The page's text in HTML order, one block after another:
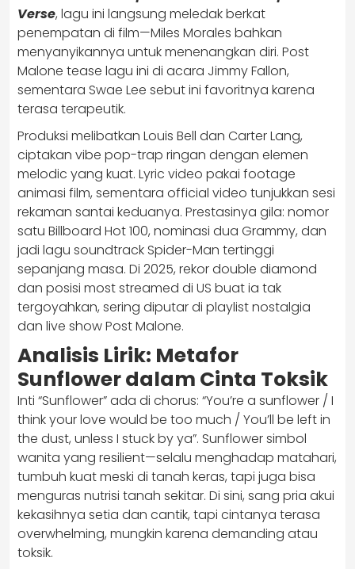
Verse, lagu ini langsung meledak berkat
penempatan di film—Miles Morales bahkan
menyanyikannya untuk menenangkan diri. Post
Malone tease lagu ini di acara Jimmy Fallon,
sementara Swae Lee sebut ini favoritnya karena
terasa terapeutik.
Produksi melibatkan Louis Bell dan Carter Lang,
ciptakan vibe pop-trap ringan dengan elemen
melodic yang kuat. Lyric video pakai footage
animasi film, sementara official video tunjukkan sesi
rekaman santai keduanya. Prestasinya gila: nomor
satu Billboard Hot 100, nominasi dua Grammy, dan
jadi lagu soundtrack Spider-Man tertinggi
sepanjang masa. Di 2025, rekor double diamond
dan posisi most streamed di US buat ia tak
tergoyahkan, sering diputar di playlist nostalgia
dan live show Post Malone.
Analisis Lirik: Metafor
Sunflower dalam Cinta Toksik
Inti “Sunflower” ada di chorus: “You’re a sunflower / I
think your love would be too much / You’ll be left in
the dust, unless I stuck by ya”. Sunflower simbol
wanita yang resilient—selalu menghadap matahari,
tumbuh kuat meski di tanah keras, tapi juga bisa
menguras nutrisi tanah sekitar. Di sini, sang pria akui
kekasihnya setia dan cantik, tapi cintanya terasa
overwhelming, mungkin karena demanding atau
toksik.